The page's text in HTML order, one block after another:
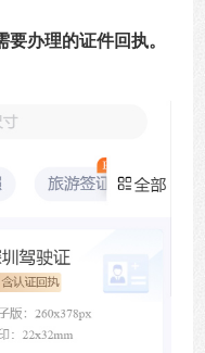
办理的证件回执。